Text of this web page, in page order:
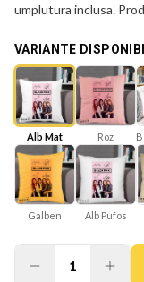
umplutura inclusa.
VARIANTE
Alb Mat Roz
Galben Alb Pufos
1